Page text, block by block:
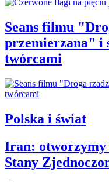
Seans filmu
przemierzana" i
twórcami
Polska i świat
Iran: otworzymy
Stany